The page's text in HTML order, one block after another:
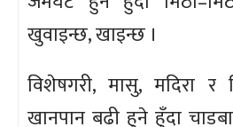
खुवाइन्छ, खाइन्छ ।
विशेषगरी, मासु, मदिरा
खानपान बढी हुने हुँदा